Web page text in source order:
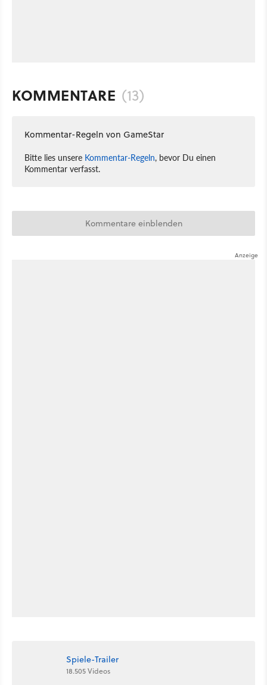
KOMMENTARE (13)
Kommentar-Regeln von GameStar
Bitte lies unsere Kommentar-Regeln, bevor Du einen
Kommentar verfasst.
Kommentare einblenden
Spiele-Trailer
18.505 Videos